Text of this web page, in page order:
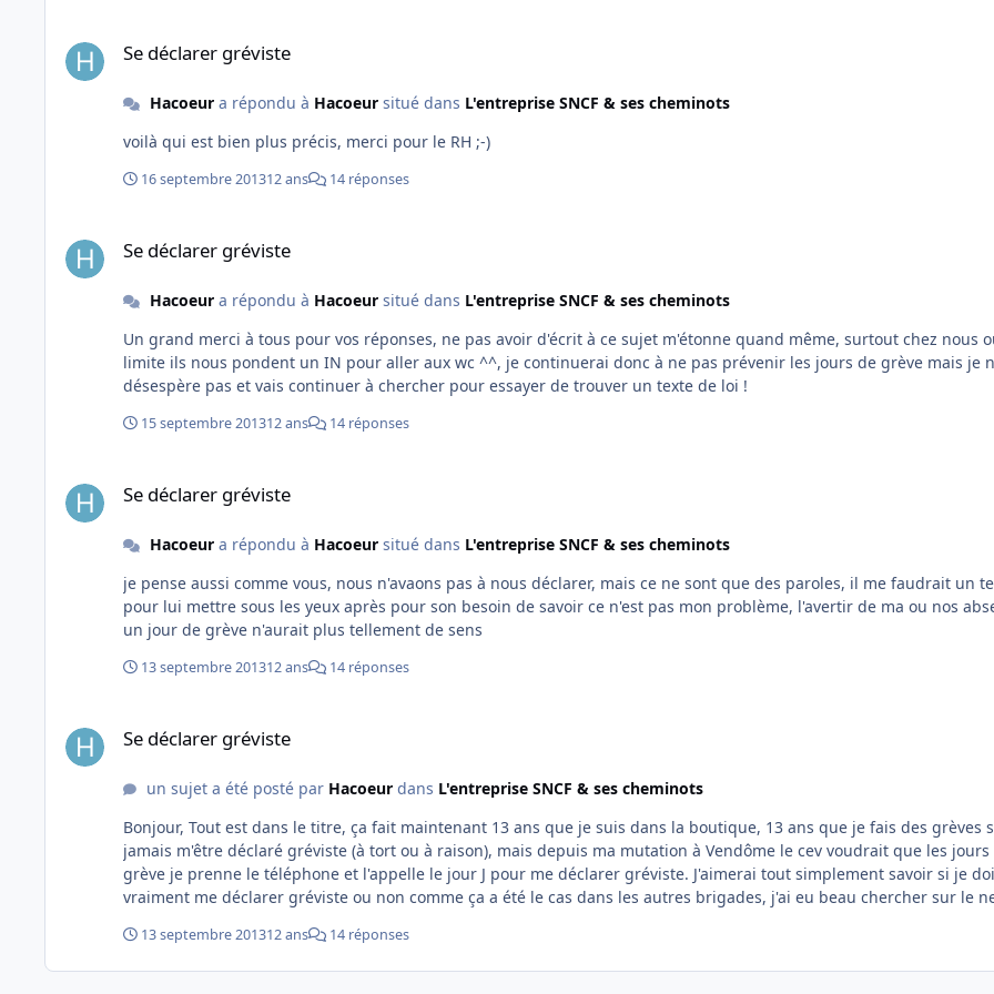
Se déclarer gréviste
Hacoeura répondu à Hacoeursitué dans L'entreprise SNCF & ses cheminots
voilà qui est bien plus précis, merci pour le RH ;-)
16 septembre 201312 ans 14 réponses
Se déclarer gréviste
Hacoeura répondu à Hacoeursitué dans L'entreprise SNCF & ses cheminots
Un grand merci à tous pour vos réponses, ne pas avoir d'écrit à ce sujet m'étonne quand même, surtout chez nous
limite ils nous pondent un IN pour aller aux wc ^^, je continuerai donc à ne pas prévenir les jours de grève mais je ne
désespère pas et vais continuer à chercher pour essayer de trouver un texte de loi !
15 septembre 201312 ans 14 réponses
Se déclarer gréviste
Hacoeura répondu à Hacoeursitué dans L'entreprise SNCF & ses cheminots
je pense aussi comme vous, nous n'avaons pas à nous déclarer, mais ce ne sont que des paroles, il me faudrait un
pour lui mettre sous les yeux après pour son besoin de savoir ce n'est pas mon problème, l'avertir de ma ou nos absences
un jour de grève n'aurait plus tellement de sens
13 septembre 201312 ans 14 réponses
Se déclarer gréviste
un sujet a été posté par Hacoeurdans L'entreprise SNCF & ses cheminots
Bonjour, Tout est dans le titre, ça fait maintenant 13 ans que je suis dans la boutique, 13 ans que je fais des grèves sans
jamais m'être déclaré gréviste (à tort ou à raison), mais depuis ma mutation à Vendôme le cev voudrait que les jours
grève je prenne le téléphone et l'appelle le jour J pour me déclarer gréviste. J'aimerai tout simplement savoir si je dois
vraiment me déclarer gréviste ou non comme ça a été le cas dans les autres brigades, j'ai eu beau chercher sur le
grand merci pour vos réponses. Cordialement.
13 septembre 201312 ans 14 réponses